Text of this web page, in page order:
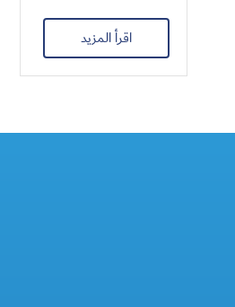
اقرأ المزيد